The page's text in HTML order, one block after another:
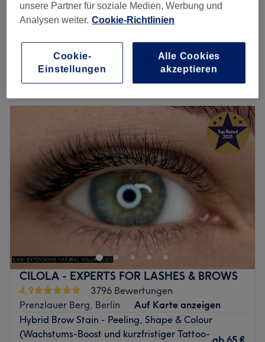
4,7
397 Bewertungen
Lichtenberg, Berlin
Auf Karte anzeigen
Schnellansicht Saloninfos
Montag 10:00–17:15
10:00–17:15
17:15
Donnerstag
17:15
Freitag
10:00
17:15
Samstag
10:00 –17:15
Sonntag
Geschlossen
Perfect face, perfect eyes, perfect skin! In der Mina Le
Beauty Academy, direkt in Halle 18 des Dong Xuan
Centers in Berlin wird ausgewählte Schönheit
professionell angewendet und verleiht dir deine Wunsch-
Ausstrahlung. Buche dir den passenden Termin doch
einfach selbst online oder per App super einfach über
Treatwell.
Modern und frisch eingerichtet, macht dieser Salon Lust
auf mehr: Wunderschönes Permanent Make-Up,
CILOLA - EXPERTS FOR LASHES & BROWS
4,9
3796 Bewertungen
Prenzlauer Berg, Berlin
Auf Karte anzeigen
Hybrid Brow Stain - Peeling, Shape & Colour
(Wachstums-Boost und kurzfristiger Tattoo-
unsere Partner für soziale Medien, Werbung und
Analysen weiter. Cookie-Richtlinien
Cookie-
Einstellungen
Alle Cookies
akzeptieren